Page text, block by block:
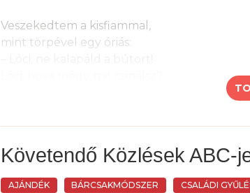
Veszekedtem a kisfiammal,
mint törpével egy óriás:
Rettenetes, megint ledobtad
Hiába szidtam, fenyegettem,
Követendő Közlések ABC-
AJÁNDÉK BÁRCSAKMÓDSZER CSALÁDI